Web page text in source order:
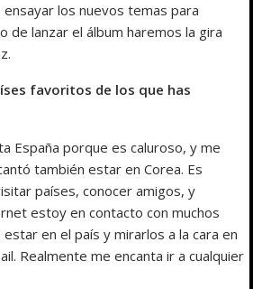
los nuevos temas para
de lanzar el álbum haremos la gira
favoritos de los que has
España porque es caluroso, y me
también estar en Corea. Es
países, conocer amigos, y
estoy en contacto con muchos
en el país y mirarlos a la cara en
Realmente me encanta ir a cualquier